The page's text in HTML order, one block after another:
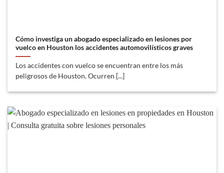
Cómo investiga un abogado especializado en lesiones por
vuelco en Houston los accidentes automovilísticos graves
Los accidentes con vuelco se encuentran entre los más
peligrosos de Houston. Ocurren [...]